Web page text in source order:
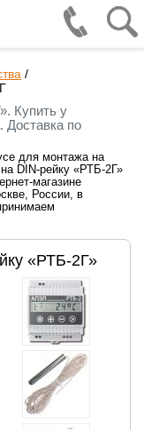
/
Купить у
Доставка по
для монтажа на
DIN-рейку «РТБ-2Г»
магазине
России, в
«РТБ-2Г»